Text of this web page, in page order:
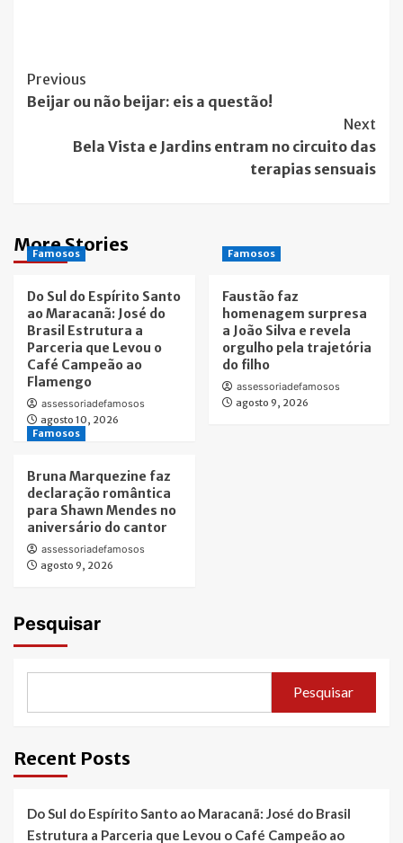
Post
Navigation
Previous
Beijar ou não beijar: eis a questão!
Next
Bela Vista e Jardins entram no circuito das
terapias sensuais
More Stories
Famosos
Do Sul do Espírito Santo
ao Maracanã: José do
Brasil Estrutura a
Parceria que Levou o
Café Campeão ao
Flamengo
assessoriadefamosos
agosto 10, 2026
Famosos
Faustão faz
homenagem surpresa
a João Silva e revela
orgulho pela trajetória
do filho
assessoriadefamosos
agosto 9, 2026
Famosos
Bruna Marquezine faz
declaração romântica
para Shawn Mendes no
aniversário do cantor
assessoriadefamosos
agosto 9, 2026
Pesquisar
Pesquisar
Recent Posts
Do Sul do Espírito Santo ao Maracanã: José do Brasil
Estrutura a Parceria que Levou o Café Campeão ao